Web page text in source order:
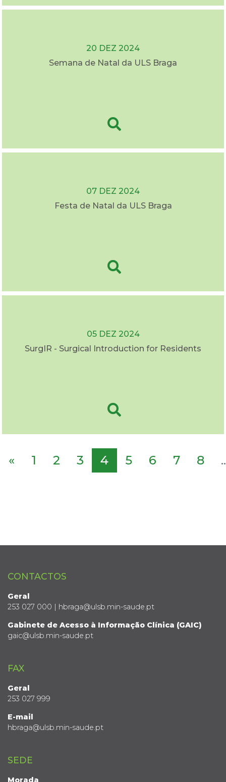
20 DEZ 2024
Semana de Natal da ULS Braga
07 DEZ 2024
Festa de Natal da ULS Braga
05 DEZ 2024
SurgIR - Surgical Introduction for Residents
« 1 2 3 4 5 6 7 8
CONTACTOS
Geral
253 027 000 | hbraga@ulsb.min-saude.pt
Gabinete de Acesso à Informação Clínica (GAIC)
gaic@ulsb.min-saude.pt
FAX
Geral
253 027 999
E-mail
hbraga@ulsb.min-saude.pt
SEDE
Morada